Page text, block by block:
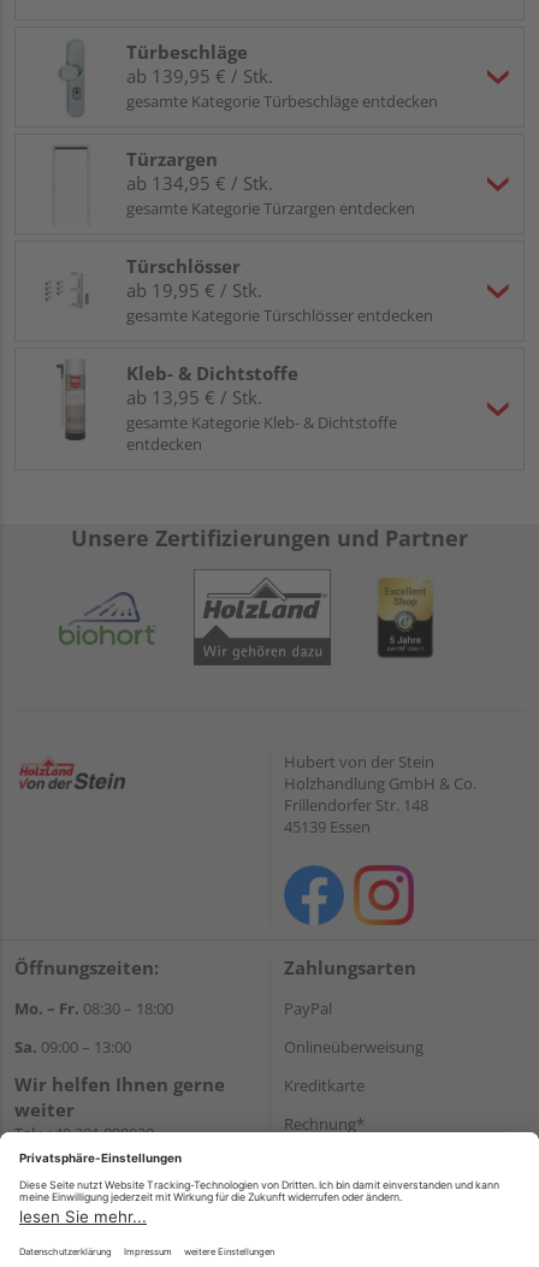
Türbeschläge
ab 139,95 € / Stk.
gesamte Kategorie Türbeschläge entdecken
Türzargen
ab 134,95 € / Stk.
gesamte Kategorie Türzargen entdecken
Türschlösser
ab 19,95 € / Stk.
gesamte Kategorie Türschlösser entdecken
Kleb- & Dichtstoffe
ab 13,95 € / Stk.
gesamte Kategorie Kleb- & Dichtstoffe
entdecken
Unsere Zertifizierungen und Partner
Hubert von der Stein
Holzhandlung GmbH & Co.
Frillendorfer Str. 148
45139 Essen
Öffnungszeiten:
Mo. – Fr. 08:30 – 18:00
Sa. 09:00 – 13:00
Wir helfen Ihnen gerne
weiter
Tel.:+49 201 898020
E-Mail:shop@vonderstein.de
Zahlungsarten
PayPal
Onlineüberweisung
Kreditkarte
Rechnung*
Versand